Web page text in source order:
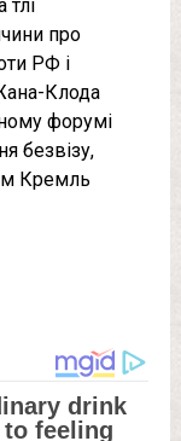
про
РФ і
Клода
форумі
безвізу,
Кремль